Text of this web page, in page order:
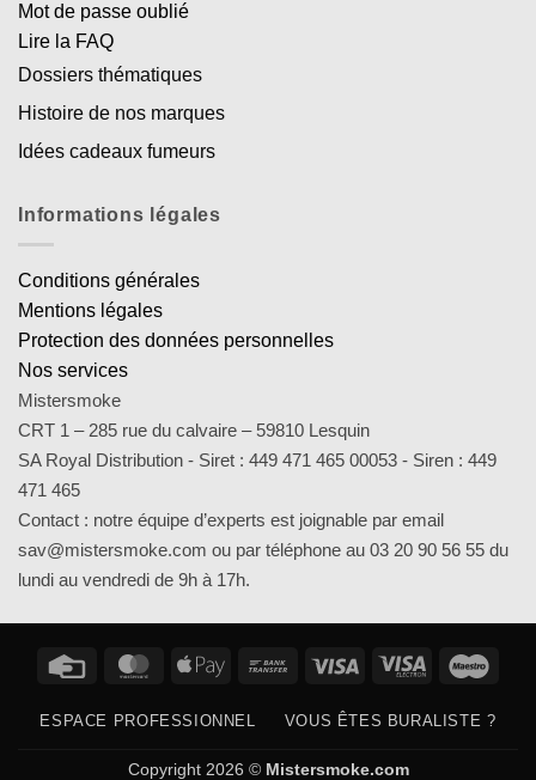
Mot de passe oublié
Lire la FAQ
Dossiers thématiques
Histoire de nos marques
Idées cadeaux fumeurs
Informations légales
Conditions générales
Mentions légales
Protection des données personnelles
Nos services
Mistersmoke
CRT 1 – 285 rue du calvaire – 59810 Lesquin
SA Royal Distribution - Siret : 449 471 465 00053 - Siren : 449
471 465
Contact : notre équipe d’experts est joignable par email
sav@mistersmoke.com ou par téléphone au 03 20 90 56 55 du
lundi au vendredi de 9h à 17h.
Credit
MasterCardApple
Bank
Visa
Visa
ESPACE PROFESSIONNEL VOUS ÊTES BURALISTE ?
Copyright 2026 © Mistersmoke.com